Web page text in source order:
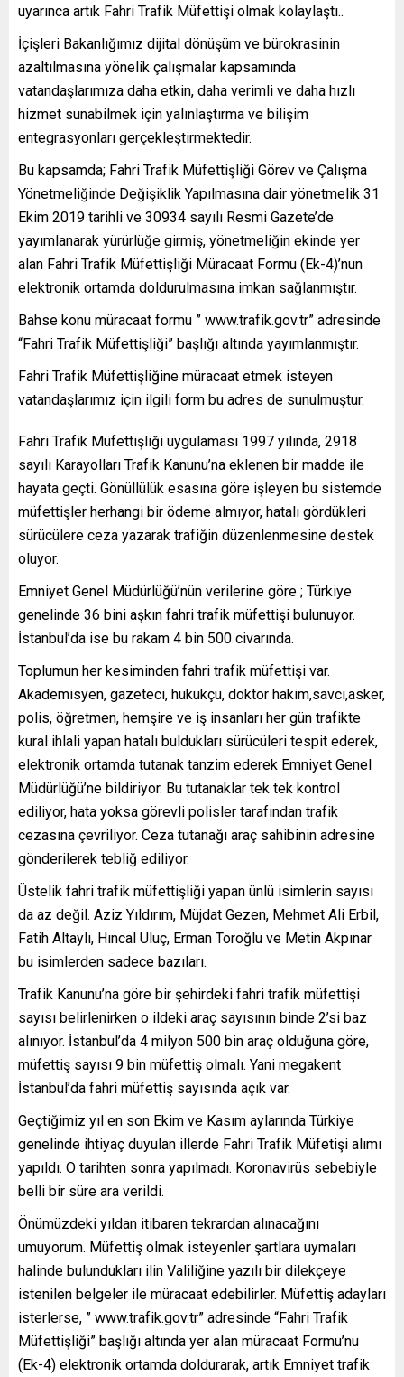
uyarınca artık Fahri Trafik Müfettişi olmak kolaylaştı..
İçişleri Bakanlığımız dijital dönüşüm ve bürokrasinin
azaltılmasına yönelik çalışmalar kapsamında
vatandaşlarımıza daha etkin, daha verimli ve daha hızlı
hizmet sunabilmek için yalınlaştırma ve bilişim
entegrasyonları gerçekleştirmektedir.
Bu kapsamda; Fahri Trafik Müfettişliği Görev ve Çalışma
Yönetmeliğinde Değişiklik Yapılmasına dair yönetmelik 31
Ekim 2019 tarihli ve 30934 sayılı Resmi Gazete’de
yayımlanarak yürürlüğe girmiş, yönetmeliğin ekinde yer
alan Fahri Trafik Müfettişliği Müracaat Formu (Ek-4)’nun
elektronik ortamda doldurulmasına imkan sağlanmıştır.
Bahse konu müracaat formu ” www.trafik.gov.tr” adresinde
“Fahri Trafik Müfettişliği” başlığı altında yayımlanmıştır.
Fahri Trafik Müfettişliğine müracaat etmek isteyen
vatandaşlarımız için ilgili form bu adres de sunulmuştur.
Fahri Trafik Müfettişliği uygulaması 1997 yılında, 2918
sayılı Karayolları Trafik Kanunu’na eklenen bir madde ile
hayata geçti. Gönüllülük esasına göre işleyen bu sistemde
müfettişler herhangi bir ödeme almıyor, hatalı gördükleri
sürücülere ceza yazarak trafiğin düzenlenmesine destek
oluyor.
Emniyet Genel Müdürlüğü’nün verilerine göre ; Türkiye
genelinde 36 bini aşkın fahri trafik müfettişi bulunuyor.
İstanbul’da ise bu rakam 4 bin 500 civarında.
Toplumun her kesiminden fahri trafik müfettişi var.
Akademisyen, gazeteci, hukukçu, doktor hakim,savcı,asker,
polis, öğretmen, hemşire ve iş insanları her gün trafikte
kural ihlali yapan hatalı buldukları sürücüleri tespit ederek,
elektronik ortamda tutanak tanzim ederek Emniyet Genel
Müdürlüğü’ne bildiriyor. Bu tutanaklar tek tek kontrol
ediliyor, hata yoksa görevli polisler tarafından trafik
cezasına çevriliyor. Ceza tutanağı araç sahibinin adresine
gönderilerek tebliğ ediliyor.
Üstelik fahri trafik müfettişliği yapan ünlü isimlerin sayısı
da az değil. Aziz Yıldırım, Müjdat Gezen, Mehmet Ali Erbil,
Fatih Altaylı, Hıncal Uluç, Erman Toroğlu ve Metin Akpınar
bu isimlerden sadece bazıları.
Trafik Kanunu’na göre bir şehirdeki fahri trafik müfettişi
sayısı belirlenirken o ildeki araç sayısının binde 2’si baz
alınıyor. İstanbul’da 4 milyon 500 bin araç olduğuna göre,
müfettiş sayısı 9 bin müfettiş olmalı. Yani megakent
İstanbul’da fahri müfettiş sayısında açık var.
Geçtiğimiz yıl en son Ekim ve Kasım aylarında Türkiye
genelinde ihtiyaç duyulan illerde Fahri Trafik Müfetişi alımı
yapıldı. O tarihten sonra yapılmadı. Koronavirüs sebebiyle
belli bir süre ara verildi.
Önümüzdeki yıldan itibaren tekrardan alınacağını
umuyorum. Müfettiş olmak isteyenler şartlara uymaları
halinde bulundukları ilin Valiliğine yazılı bir dilekçeye
istenilen belgeler ile müracaat edebilirler. Müfettiş adayları
isterlerse, ” www.trafik.gov.tr” adresinde “Fahri Trafik
Müfettişliği” başlığı altında yer alan müracaat Formu’nu
(Ek-4) elektronik ortamda doldurarak, artık Emniyet trafik